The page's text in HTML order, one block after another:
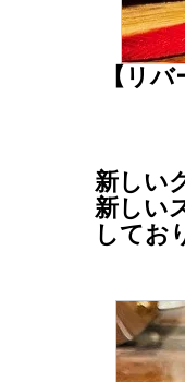
【リ
新しい
新しい
してお